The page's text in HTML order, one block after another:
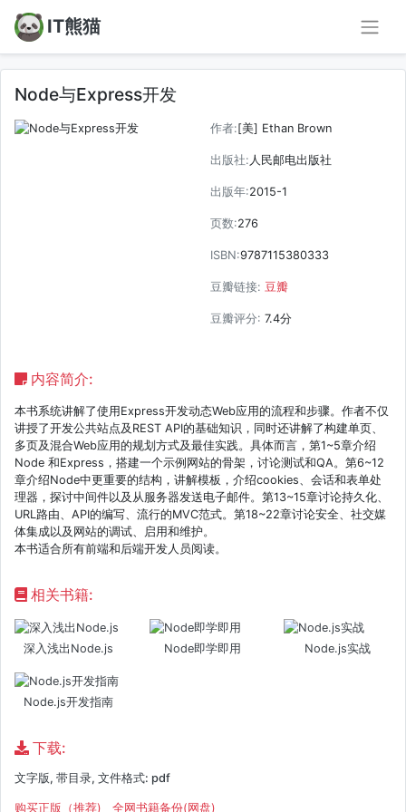
IT熊猫
Node与Express开发
作者:[美] Ethan Brown
出版社: 人民邮电出版社
出版年:2015-1
页数:276
ISBN:9787115380333
豆瓣链接: 豆瓣
豆瓣评分: 7.4分
内容简介:
本书系统讲解了使用Express开发动态Web应用的流程和步骤。作者不仅
讲授了开发公共站点及REST API的基础知识，同时还讲解了构建单页、
多页及混合Web应用的规划方式及最佳实践。具体而言，第1~5章介绍
Node 和Express，搭建一个示例网站的骨架，讨论测试和QA。第6~12
章介绍Node中更重要的结构，讲解模板，介绍cookies、会话和表单处
理器，探讨中间件以及从服务器发送电子邮件。第13~15章讨论持久化、
URL路由、API的编写、流行的MVC范式。第18~22章讨论安全、社交媒
体集成以及网站的调试、启用和维护。
本书适合所有前端和后端开发人员阅读。
相关书籍:
深入浅出Node.js Node即学即用 Node.js实战
Node.js开发指南
下载:
文字版, 带目录, 文件格式: pdf
购买正版（推荐) 全网书籍备份(网盘)